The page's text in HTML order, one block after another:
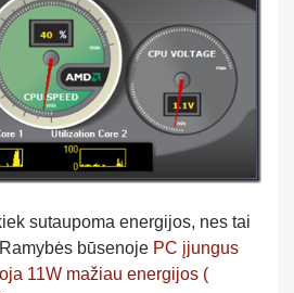
sutaupoma energijos, nes tai
būsenoje PC įjungus
11W mažiau energijos (